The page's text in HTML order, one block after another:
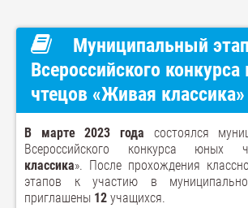
Муниципальный этап
Всероссийского
чтецов «Живая классика»
В марте 2023 года состоялся
Всероссийского конкурса юных
классика». После прохождения
этапов к участию в
приглашены 12 учащихся.